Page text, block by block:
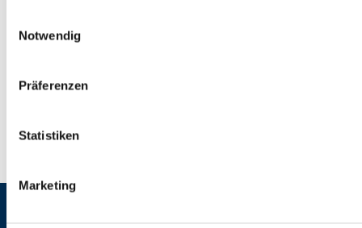
Notwendig
Präferenzen
Statistiken
Marketing
Unser Redaktionsteam ist das Gesicht des
fachlicher Tiefe, journalistischem Anspruch